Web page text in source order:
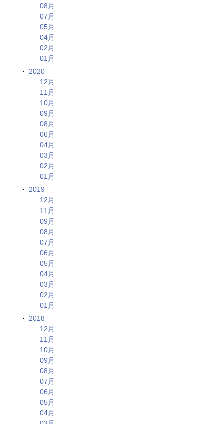
08月
07月
05月
04月
02月
01月
2020
12月
11月
10月
09月
08月
06月
04月
03月
02月
01月
2019
12月
11月
09月
08月
07月
06月
05月
04月
03月
02月
01月
2018
12月
11月
10月
09月
08月
07月
06月
05月
04月